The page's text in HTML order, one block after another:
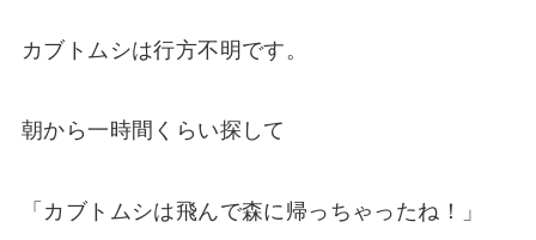
カブトムシは行方不明です。
朝から一時間くらい探して
「カブトムシは飛んで森に帰っちゃったね！」